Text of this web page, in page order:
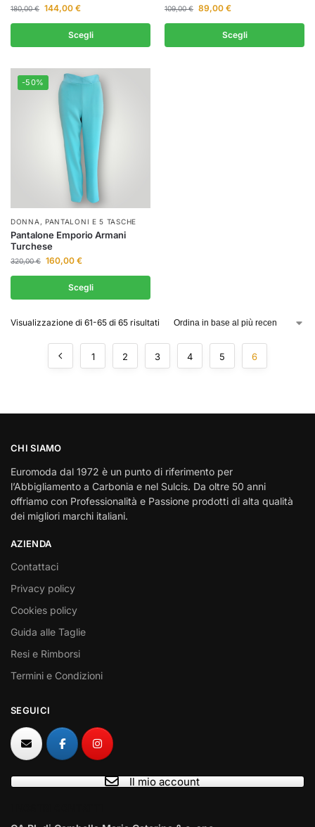
180,00€ 144,00 €
Scegli
109,00€ 89,00 €
Scegli
-50%
DONNA , PANTALONI E 5 TASCHE
Pantalone Emporio Armani
Turchese
320,00€ 160,00 €
Scegli
Visualizzazione di 61-65 di 65 risultati
1 2 3 4 5 6
CHI SIAMO
Euromoda dal 1972 è un punto di riferimento per
l’Abbigliamento a Carbonia e nel Sulcis. Da oltre 50 anni
offriamo con Professionalità e Passione prodotti di alta qualità
dei migliori marchi italiani.
AZIENDA
Contattaci
Privacy policy
Cookies policy
Guida alle Taglie
Resi e Rimborsi
Termini e Condizioni
SEGUICI
Il mio account